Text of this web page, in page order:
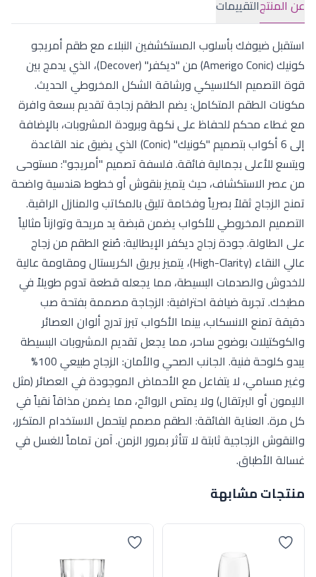
عن المنتجالتقييمات
استقبل ضيوفك بأسلوب المستكشفين النبلاء مع طقم أمريجو
كونيك (Amerigo Conic) من "ديكفر" (Decover)، الذي يدمج بين
قوة التصميم الكلاسيكي ورشاقة الشكل المخروطي الحديث.
مكونات الطقم المتكامل: يضم الطقم زجاجة تقديم بسعة وافرة
مع غطاء محكم للحفاظ على نكهة وبرودة المشروبات، بالإضافة
إلى 6 أكواب بتصميم "كونيك" (Conic) الذي يضيق عند القاعدة
ويتسع للأعلى بجمالية فائقة. فلسفة تصميم "أمريجو": مستوحى
من عصر الاستكشاف، حيث يتميز بنقوش أو خطوط هندسية واضحة
تمنح الزجاج ثقلاً بصرياً وفخامة تليق بالمكاتب والمنازل الراقية.
التصميم المخروطي للأكواب يضمن قبضة يد مريحة وتوازناً مثالياً
على الطاولة. جودة زجاج ديكفر الإيطالية: صُنع الطقم من زجاج
عالي النقاء (High-Clarity)، يتميز ببريق الكريستال ومقاومة عالية
للخدوش والصدمات البسيطة، مما يجعله قطعة تدوم طويلاً في
مطبخك. تجربة ضيافة احترافية: الزجاجة مصممة بفتحة صب
دقيقة تمنع الانسكاب، بينما الأكواب تبرز تدرج ألوان العصائر
والكوكتيلات بوضوح ساحر، مما يجعل تقديم المشروبات البسيطة
يبدو كلوحة فنية. الجانب الصحي والأمان: الزجاج طبيعي 100%
وغير مسامي، لا يتفاعل مع الأحماض الموجودة في العصائر (مثل
الليمون أو البرتقال) ولا يمتص الروائح، مما يضمن مذاقاً نقياً في
كل مرة. العناية الفائقة: الطقم مصمم ليتحمل الاستخدام المتكرر،
والنقوش الزجاجية ثابتة لا تتأثر بمرور الزمن. آمن تماماً للغسل في
غسالة الأطباق.
منتجات مشابهة